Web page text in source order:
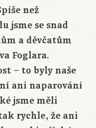
než
jsme se snad
a děvčatům
Foglara.
– to byly naše
ani naparování
jsme měli
rychle, že ani